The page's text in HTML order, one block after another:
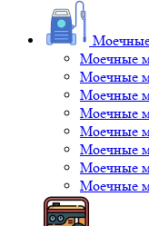
Моечные
Моечные
Моечные
Моечные
Моечные
Моечные
Моечные
Моечные